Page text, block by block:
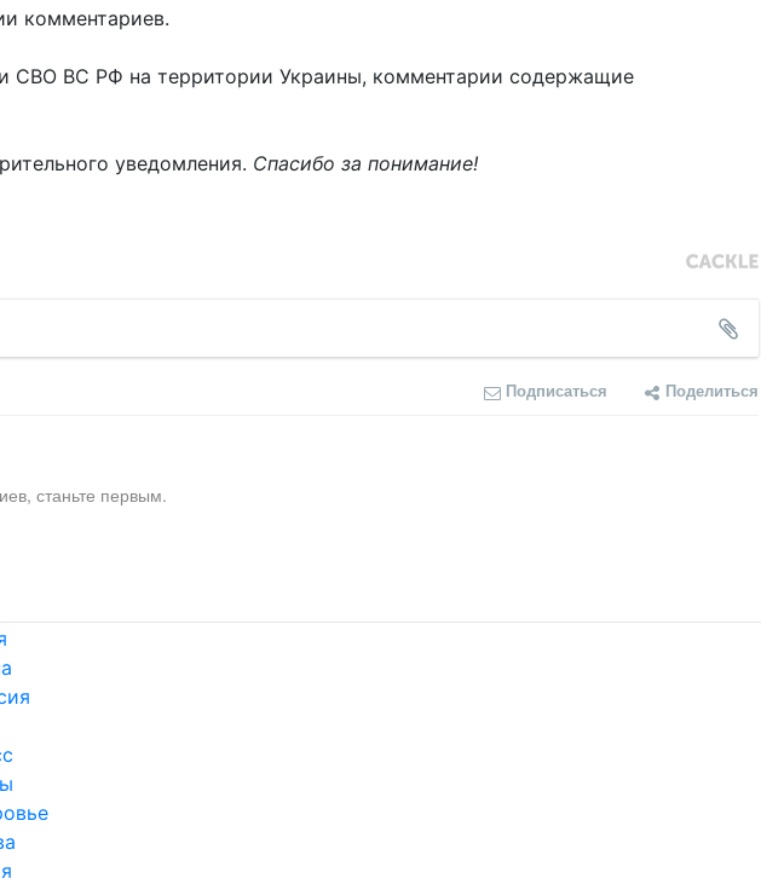
комментариев.
СВО ВС РФ на территории Украины, комментарии содержащие
уведомления. Спасибо за понимание!
Подписаться Поделиться
станьте первым.